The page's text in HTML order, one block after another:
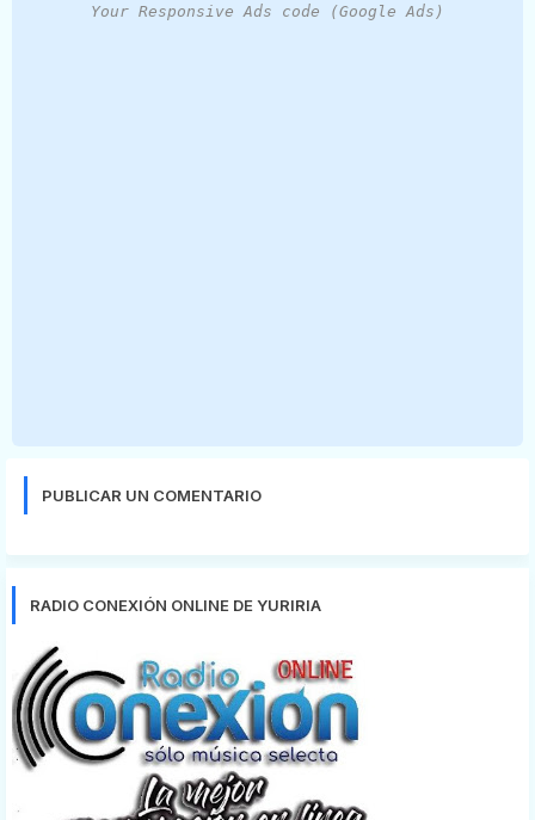
Your Responsive Ads code (Google Ads)
PUBLICAR UN COMENTARIO
RADIO CONEXIÓN ONLINE DE YURIRIA